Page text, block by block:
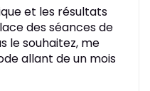
et les résultats
des séances de
le souhaitez, me
allant de un mois